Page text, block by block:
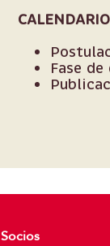
CALENDARIO
Fase
Socios